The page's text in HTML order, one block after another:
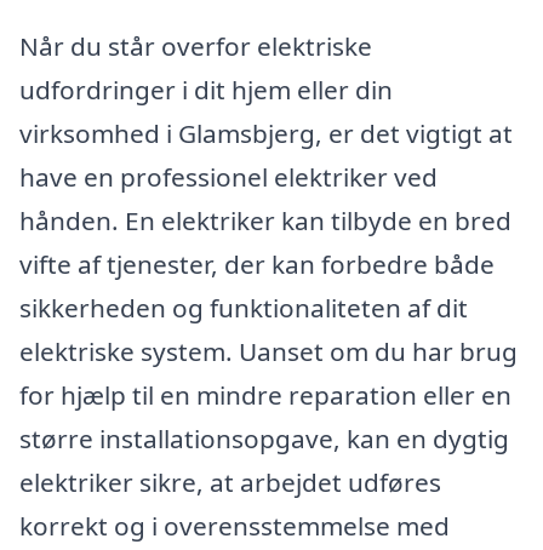
Når du står overfor elektriske
udfordringer i dit hjem eller din
virksomhed i Glamsbjerg, er det vigtigt at
have en professionel elektriker ved
hånden. En elektriker kan tilbyde en bred
vifte af tjenester, der kan forbedre både
sikkerheden og funktionaliteten af dit
elektriske system. Uanset om du har brug
for hjælp til en mindre reparation eller en
større installationsopgave, kan en dygtig
elektriker sikre, at arbejdet udføres
korrekt og i overensstemmelse med